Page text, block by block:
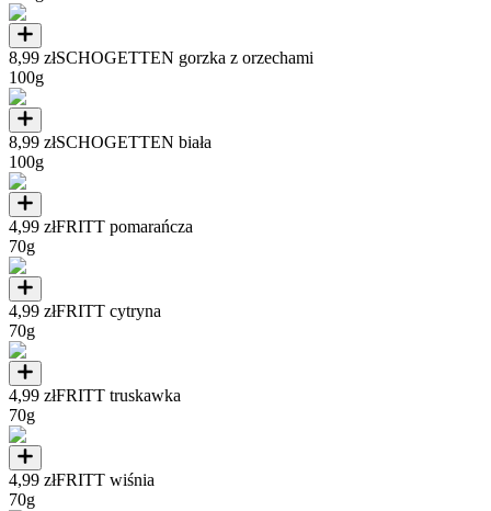
8,99 złSCHOGETTEN gorzka z orzechami
100g
8,99 złSCHOGETTEN biała
100g
4,99 złFRITT pomarańcza
70g
4,99 złFRITT cytryna
70g
4,99 złFRITT truskawka
70g
4,99 złFRITT wiśnia
70g